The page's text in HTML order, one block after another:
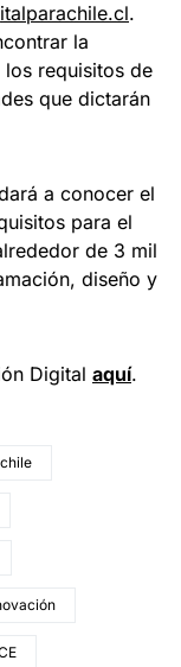
.
la
requisitos de
que dictarán
a conocer el
para el
de 3 mil
diseño y
Digital aquí.
chile